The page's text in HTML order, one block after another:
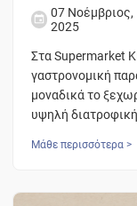
07 Νοέμβριος,
2025
Στα Supermarket
γαστρονομική
μοναδικά το
υψηλή
Μάθε περισσότερα >